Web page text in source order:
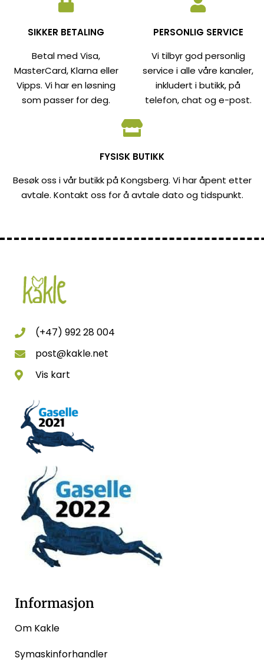
SIKKER BETALING
Betal med Visa,
MasterCard, Klarna eller
Vipps. Vi har en løsning
som passer for deg.
PERSONLIG SERVICE
Vi tilbyr god personlig
service i alle våre kanaler,
inkludert i butikk, på
telefon, chat og e-post.
FYSISK BUTIKK
Besøk oss i vår butikk på Kongsberg. Vi har åpent etter
avtale. Kontakt oss for å avtale dato og tidspunkt.
(+47) 992 28 004
post@kakle.net
Vis kart
Informasjon
Om Kakle
Symaskinforhandler